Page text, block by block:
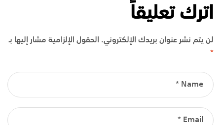
اترك تعليقاً
لن يتم نشر عنوان بريدك الإلكتروني.
الحقول الإلزامية مشار إليها بـ
*